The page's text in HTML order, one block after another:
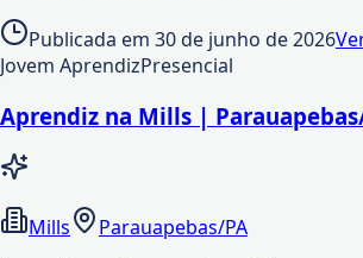
Publicada em 30 de junho de 2026
Jovem AprendizPresencial
Aprendiz na Mills |
Mills
Parauapebas/PA